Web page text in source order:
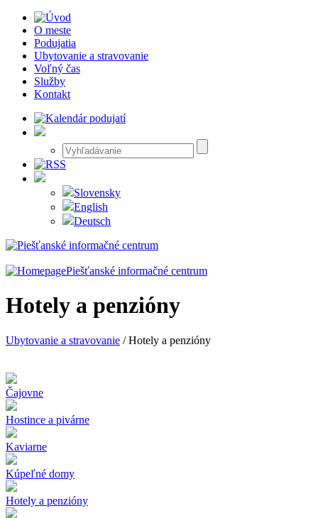
O meste
Podujatia
Ubytovanie a stravovanie
Voľný čas
Služby
Kontakt
Slovensky
English
Deutsch
Piešťanské informačné centrum
Hotely a penzióny
Ubytovanie a stravovanie / Hotely a penzióny
Čajovne
Hostince a pivárne
Kaviarne
Kúpeľné domy
Hotely a penzióny